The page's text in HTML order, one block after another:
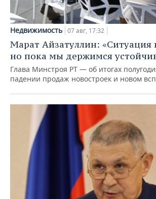
Недвижимость 07 авг, 17:32
Марат Айзатуллин: «Ситуация
но пока мы держимся
Глава Минстроя РТ — об итогах
падении продаж новостроек и новом